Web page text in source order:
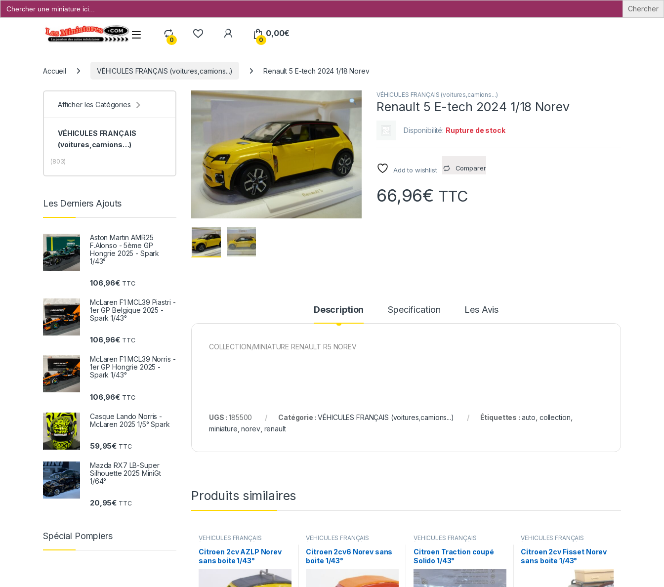
Search
for:
Open
0
My Account
0
0,00€
Accueil VÉHICULES FRANÇAIS (voitures,camions...) Renault 5 E-tech 2024 1/18 Norev
VÉHICULES FRANÇAIS (voitures,camions...)
Renault 5 E-tech 2024 1/18 Norev
Disponibilité: Rupture de stock
Add to wishlist Comparer
66,96€ TTC
Description Specification Les Avis
COLLECTION/MINIATURE RENAULT R5 NOREV
UGS :185500 Catégorie :VÉHICULES FRANÇAIS (voitures,camions...) Étiquettes : auto collection
miniature ,norev, renault
Produits similaires
VÉHICULES FRANÇAIS
(voitures,camions...)
Citroen 2cv AZLP Norev
sans boite 1/43°
VÉHICULES FRANÇAIS
(voitures,camions...)
Citroen 2cv6 Norev sans
boite 1/43°
VÉHICULES FRANÇAIS
(voitures,camions...)
Citroen Traction coupé
Solido 1/43°
VÉHICULES FRANÇAIS
(voitures,camions...)
Citroen 2cv Fisset Norev
sans boite 1/43°
Afficher les Catégories
VÉHICULES FRANÇAIS
(voitures,camions…)
(803)
Les Derniers Ajouts
Aston Martin AMR25
F.Alonso - 5ème GP
Hongrie 2025 - Spark
1/43°
106,96€ TTC
McLaren F1 MCL39 Piastri -
1er GP Belgique 2025 -
Spark 1/43°
106,96€ TTC
McLaren F1 MCL39 Norris -
1er GP Hongrie 2025 -
Spark 1/43°
106,96€ TTC
Casque Lando Norris -
McLaren 2025 1/5° Spark
59,95€ TTC
Mazda RX7 LB-Super
Silhouette 2025 MiniGt
1/64°
20,95€ TTC
Spécial Pompiers